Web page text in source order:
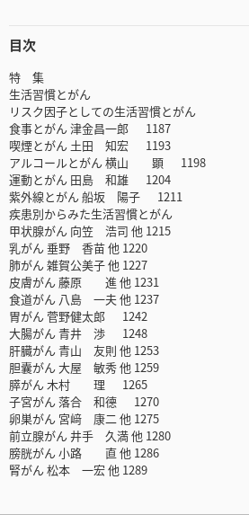
目次
特 集
生活習慣とがん
リスク因子としての生活習慣とがん
食事とがん 津金昌一郎 1187
喫煙とがん 土田 知宏 1193
アルコールとがん 横山 顕 1198
運動とがん 田島 和雄 1204
紫外線とがん 船坂 陽子 1211
疾患別からみた生活習慣とがん
甲状腺がん 向笠 浩司 他 1215
乳がん 垂野 香苗 他 1220
肺がん 雑賀公美子 他 1227
皮膚がん 藤原 進 他 1231
食道がん 八島 一夫 他 1237
胃がん 菅野健太郎 1242
大腸がん 青井 渉 1248
肝臓がん 青山 友則 他 1253
胆囊がん 大屋 敏秀 他 1259
膵がん 木村 理 1265
子宮がん 落合 和德 1270
卵巣がん 宮﨑 康二 他 1275
前立腺がん 井手 久満 他 1280
膀胱がん 小路 直 他 1286
腎がん 松本 一宏 他 1289